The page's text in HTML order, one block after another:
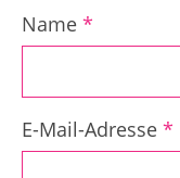
Name *
E-Mail-Adresse *